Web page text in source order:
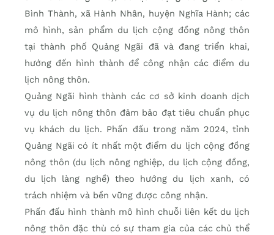
Bình Thành, xã Hành Nhân, huyện Nghĩa Hành; các
mô hình, sản phẩm du lịch cộng đồng nông thôn
tại thành phố Quảng Ngãi đã và đang triển khai,
hướng đến hình thành để công nhận các điểm du
lịch nông thôn.
Quảng Ngãi hình thành các cơ sở kinh doanh dịch
vụ du lịch nông thôn đảm bảo đạt tiêu chuẩn phục
vụ khách du lịch. Phấn đấu trong năm 2024, tỉnh
Quảng Ngãi có ít nhất một điểm du lịch cộng đồng
nông thôn (du lịch nông nghiệp, du lịch cộng đồng,
du lịch làng nghề) theo hướng du lịch xanh, có
trách nhiệm và bền vững được công nhận.
Phấn đấu hình thành mô hình chuỗi liên kết du lịch
nông thôn đặc thù có sự tham gia của các chủ thể